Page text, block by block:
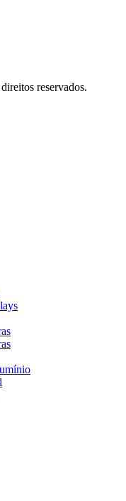
reservados.